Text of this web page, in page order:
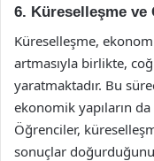
6. Küreselleşme
Küreselleşme,
artmasıyla birlikte,
yaratmaktadır. Bu
ekonomik yapıların
Öğrenciler,
sonuçlar